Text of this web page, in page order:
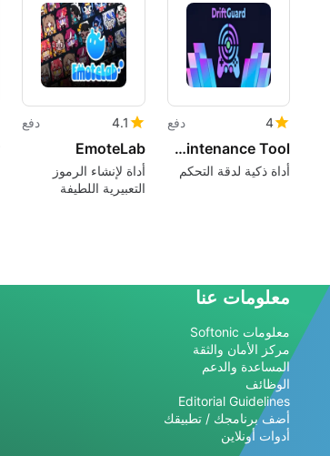
4 دفع
DriftGuard: Maintenance Tool
أداة ذكية لدقة التحكم
4.1 دفع
EmoteLab
أداة لإنشاء الرموز
التعبيرية اللطيفة
معلومات عنا
معلومات Softonic
مركز الأمان والثقة
المساعدة والدعم
الوظائف
Editorial Guidelines
أضف برنامجك / تطبيقك
أدوات أونلاين